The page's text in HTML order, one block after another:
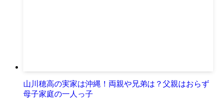
山川穂高の実家は沖縄！両親や兄弟は？父親はおらず
母子家庭の一人っ子